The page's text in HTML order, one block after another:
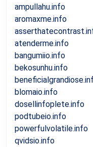
ampullahu.info
aromaxme.info
atenderme.info
bangumiio.info
bekosunhu.info
blomaio.info
dosellinfoplete.info
podtubeio.info
powerfulvolatile.info
qvidsio.info